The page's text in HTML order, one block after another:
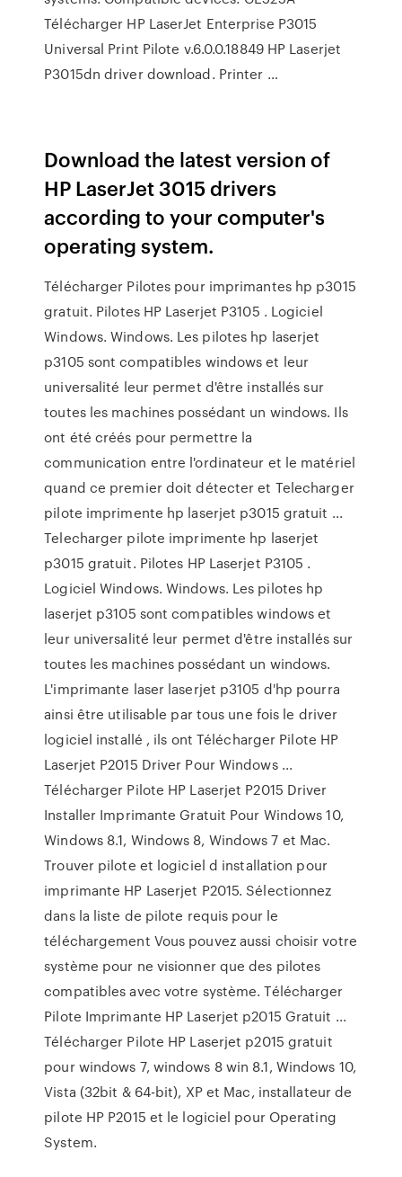
Télécharger HP LaserJet Enterprise P3015
Universal Print Pilote v.6.0.0.18849 HP Laserjet
P3015dn driver download. Printer …
Download the latest version of
HP LaserJet 3015 drivers
according to your computer's
operating system.
Télécharger Pilotes pour imprimantes hp p3015
gratuit. Pilotes HP Laserjet P3105 . Logiciel
Windows. Windows. Les pilotes hp laserjet
p3105 sont compatibles windows et leur
universalité leur permet d'être installés sur
toutes les machines possédant un windows. Ils
ont été créés pour permettre la
communication entre l'ordinateur et le matériel
quand ce premier doit détecter et Telecharger
pilote imprimente hp laserjet p3015 gratuit ...
Telecharger pilote imprimente hp laserjet
p3015 gratuit. Pilotes HP Laserjet P3105 .
Logiciel Windows. Windows. Les pilotes hp
laserjet p3105 sont compatibles windows et
leur universalité leur permet d'être installés sur
toutes les machines possédant un windows.
L'imprimante laser laserjet p3105 d'hp pourra
ainsi être utilisable par tous une fois le driver
logiciel installé , ils ont Télécharger Pilote HP
Laserjet P2015 Driver Pour Windows ...
Télécharger Pilote HP Laserjet P2015 Driver
Installer Imprimante Gratuit Pour Windows 10,
Windows 8.1, Windows 8, Windows 7 et Mac.
Trouver pilote et logiciel d installation pour
imprimante HP Laserjet P2015. Sélectionnez
dans la liste de pilote requis pour le
téléchargement Vous pouvez aussi choisir votre
système pour ne visionner que des pilotes
compatibles avec votre système. Télécharger
Pilote Imprimante HP Laserjet p2015 Gratuit ...
Télécharger Pilote HP Laserjet p2015 gratuit
pour windows 7, windows 8 win 8.1, Windows 10,
Vista (32bit & 64-bit), XP et Mac, installateur de
pilote HP P2015 et le logiciel pour Operating
System.